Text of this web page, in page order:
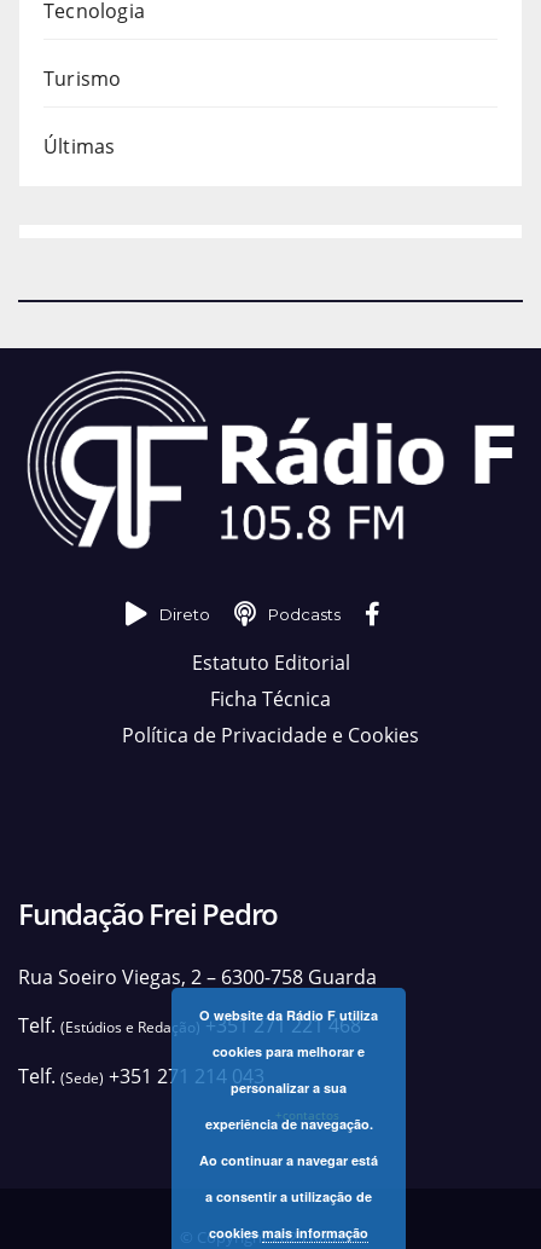
Tecnologia
Turismo
Últimas
Direto Podcasts
Estatuto Editorial
Ficha Técnica
Política de Privacidade e Cookies
Fundação Frei Pedro
Rua Soeiro Viegas, 2 – 6300-758 Guarda
Telf. (Estúdios e Redação)+351 271 221 468
Telf. (Sede) +351 271 214 043
+contactos
© Copyright 2025 Rádio F
O website da Rádio F utiliza
cookies para melhorar e
personalizar a sua
experiência de navegação.
Ao continuar a navegar está
a consentir a utilização de
cookiesmais informação